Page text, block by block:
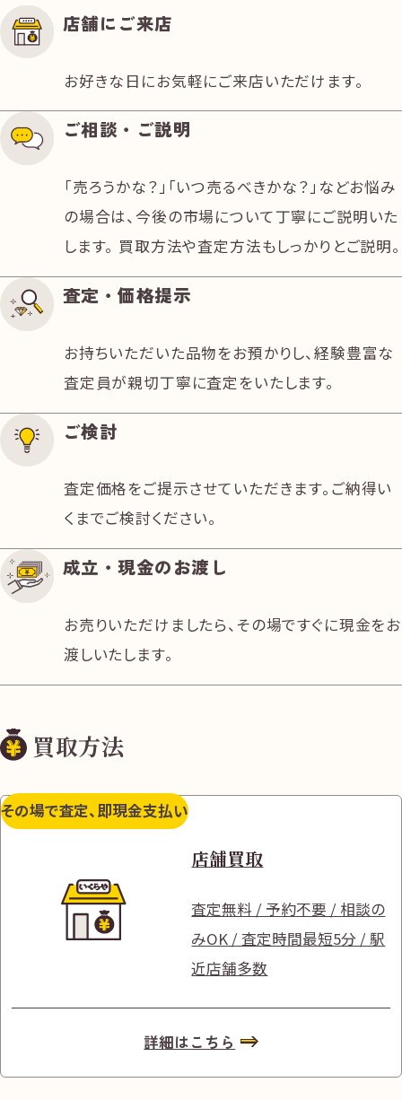
店舗にご来店
お好きな日にお気軽にご来店いただけます。
ご相談・ご説明
「売ろうかな？」「いつ売るべきかな？」などお悩み
の場合は、今後の市場について丁寧にご説明いた
します。 買取方法や査定方法もしっかりとご説明。
査定・価格提示
お持ちいただいた品物をお預かりし、経験豊富な
査定員が親切丁寧に査定をいたします。
ご検討
査定価格をご提示させていただきます。ご納得い
くまでご検討ください。
成立・現金のお渡し
お売りいただけましたら、その場ですぐに現金をお
渡しいたします。
買取方法
その場で査定、即現金支払い
店舗買取
査定無料 / 予約不要 / 相談の
みOK / 査定時間最短5分 / 駅
近店舗多数
詳細はこちら